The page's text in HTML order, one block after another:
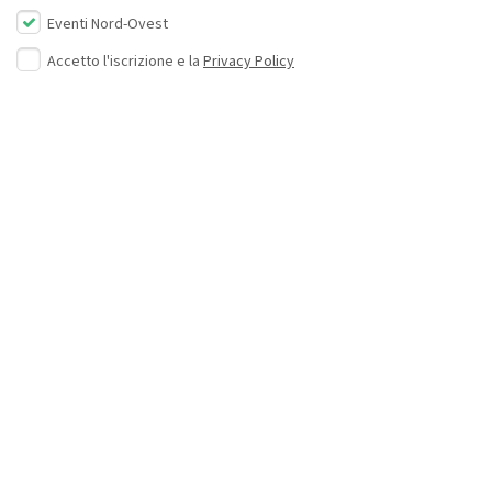
Eventi Nord-Ovest
Accetto l'iscrizione e la Privacy Policy